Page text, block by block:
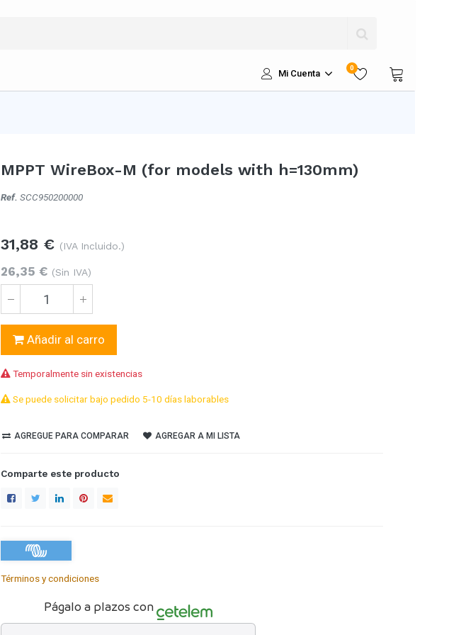
Mi Cuenta
0
MPPT WireBox-M (for models with h=130mm)
Ref. SCC950200000
31,88 € (IVA Incluido.)
26,35 € (Sin IVA)
Añadir al carro
Temporalmente sin existencias
Se puede solicitar bajo pedido 5-10 días laborables
AGREGUE PARA COMPARAR AGREGAR A MI LISTA
Comparte este producto
Términos y condiciones
Págalo a plazos con